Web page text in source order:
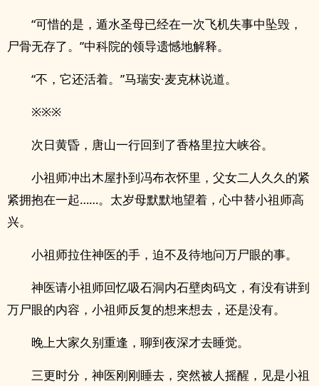
“可惜的是，遁水圣母已经在一次飞机失事中坠毁，
尸骨无存了。”中科院的领导遗憾地解释。
“不，它还活着。”马瑞安·麦克林说道。
※※※
次日黄昏，唐山一行回到了香格里拉大峡谷。
小祖师冲出木屋扑到冯布衣怀里，‌父‌女‍二人久久的紧
紧拥抱在一起……。太岁母默默地望着，心中替小祖师高
兴。
小祖师拉住神医的手，迫不及待地问万尸眼的事。
神医请小祖师回忆吸石洞内石壁肉码文，有没有讲到
万尸眼的内容，小祖师反复的想来想去，还是没有。
晚上大家久别重逢，聊到夜深才去睡觉。
三更时分，神医刚刚睡去，突然被人摇醒，见是小祖